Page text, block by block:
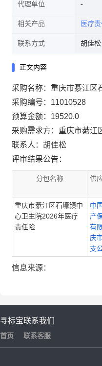
代理单位
相关产品 医疗
联系方式 胡佳松
正文内容
采购名称：重庆市綦江区
采购编号：11010528
预算金额：19520.0
采购需求方：重庆市綦江
联系人：胡佳松
评审结果公告：
分包名称 供
重庆市綦江区石壕镇中
心卫生院2026年医疗
责任险
中
产
有
庆
支
信息来源：
寻标宝
首页
联系我们
联系客服